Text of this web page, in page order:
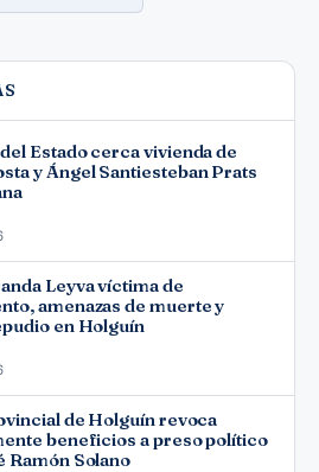
Estado cerca vivienda de
y Ángel Santiesteban Prats
Leyva víctima de
amenazas de muerte y
en Holguín
de Holguín revoca
beneficios a preso político
Ramón Solano